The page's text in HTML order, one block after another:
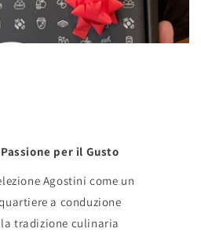
per il Gusto
Agostini come un
a conduzione
tradizione culinaria